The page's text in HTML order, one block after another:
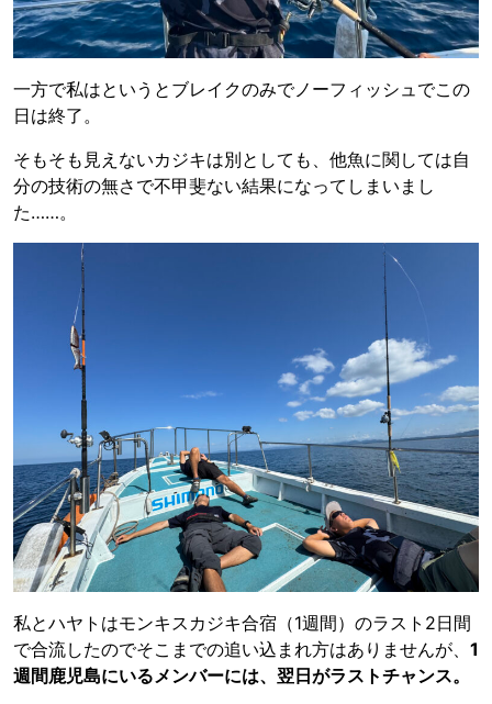
一方で私はというとブレイクのみでノーフィッシュでこの
日は終了。
そもそも見えないカジキは別としても、他魚に関しては自
分の技術の無さで不甲斐ない結果になってしまいまし
た……。
私とハヤトはモンキスカジキ合宿（1週間）のラスト2日間
で合流したのでそこまでの追い込まれ方はありませんが、 1
週間鹿児島にいるメンバーには、翌日がラストチャンス。